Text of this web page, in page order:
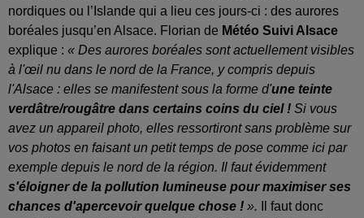
nordiques ou l’Islande qui a lieu ces jours-ci : des aurores
boréales jusqu’en Alsace. Florian de Météo Suivi Alsace
explique : « Des aurores boréales sont actuellement visibles
à l'œil nu dans le nord de la France, y compris depuis
l'Alsace : elles se manifestent sous la forme d'une teinte
verdâtre/rougâtre dans certains coins du ciel ! Si vous
avez un appareil photo, elles ressortiront sans problème sur
vos photos en faisant un petit temps de pose comme ici par
exemple depuis le nord de la région. Il faut évidemment
s'éloigner de la pollution lumineuse pour maximiser ses
chances d'apercevoir quelque chose ! ». Il faut donc